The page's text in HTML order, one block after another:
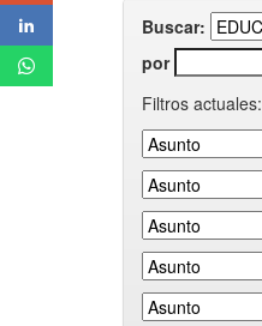
Buscar:
por
Filtros actuales: